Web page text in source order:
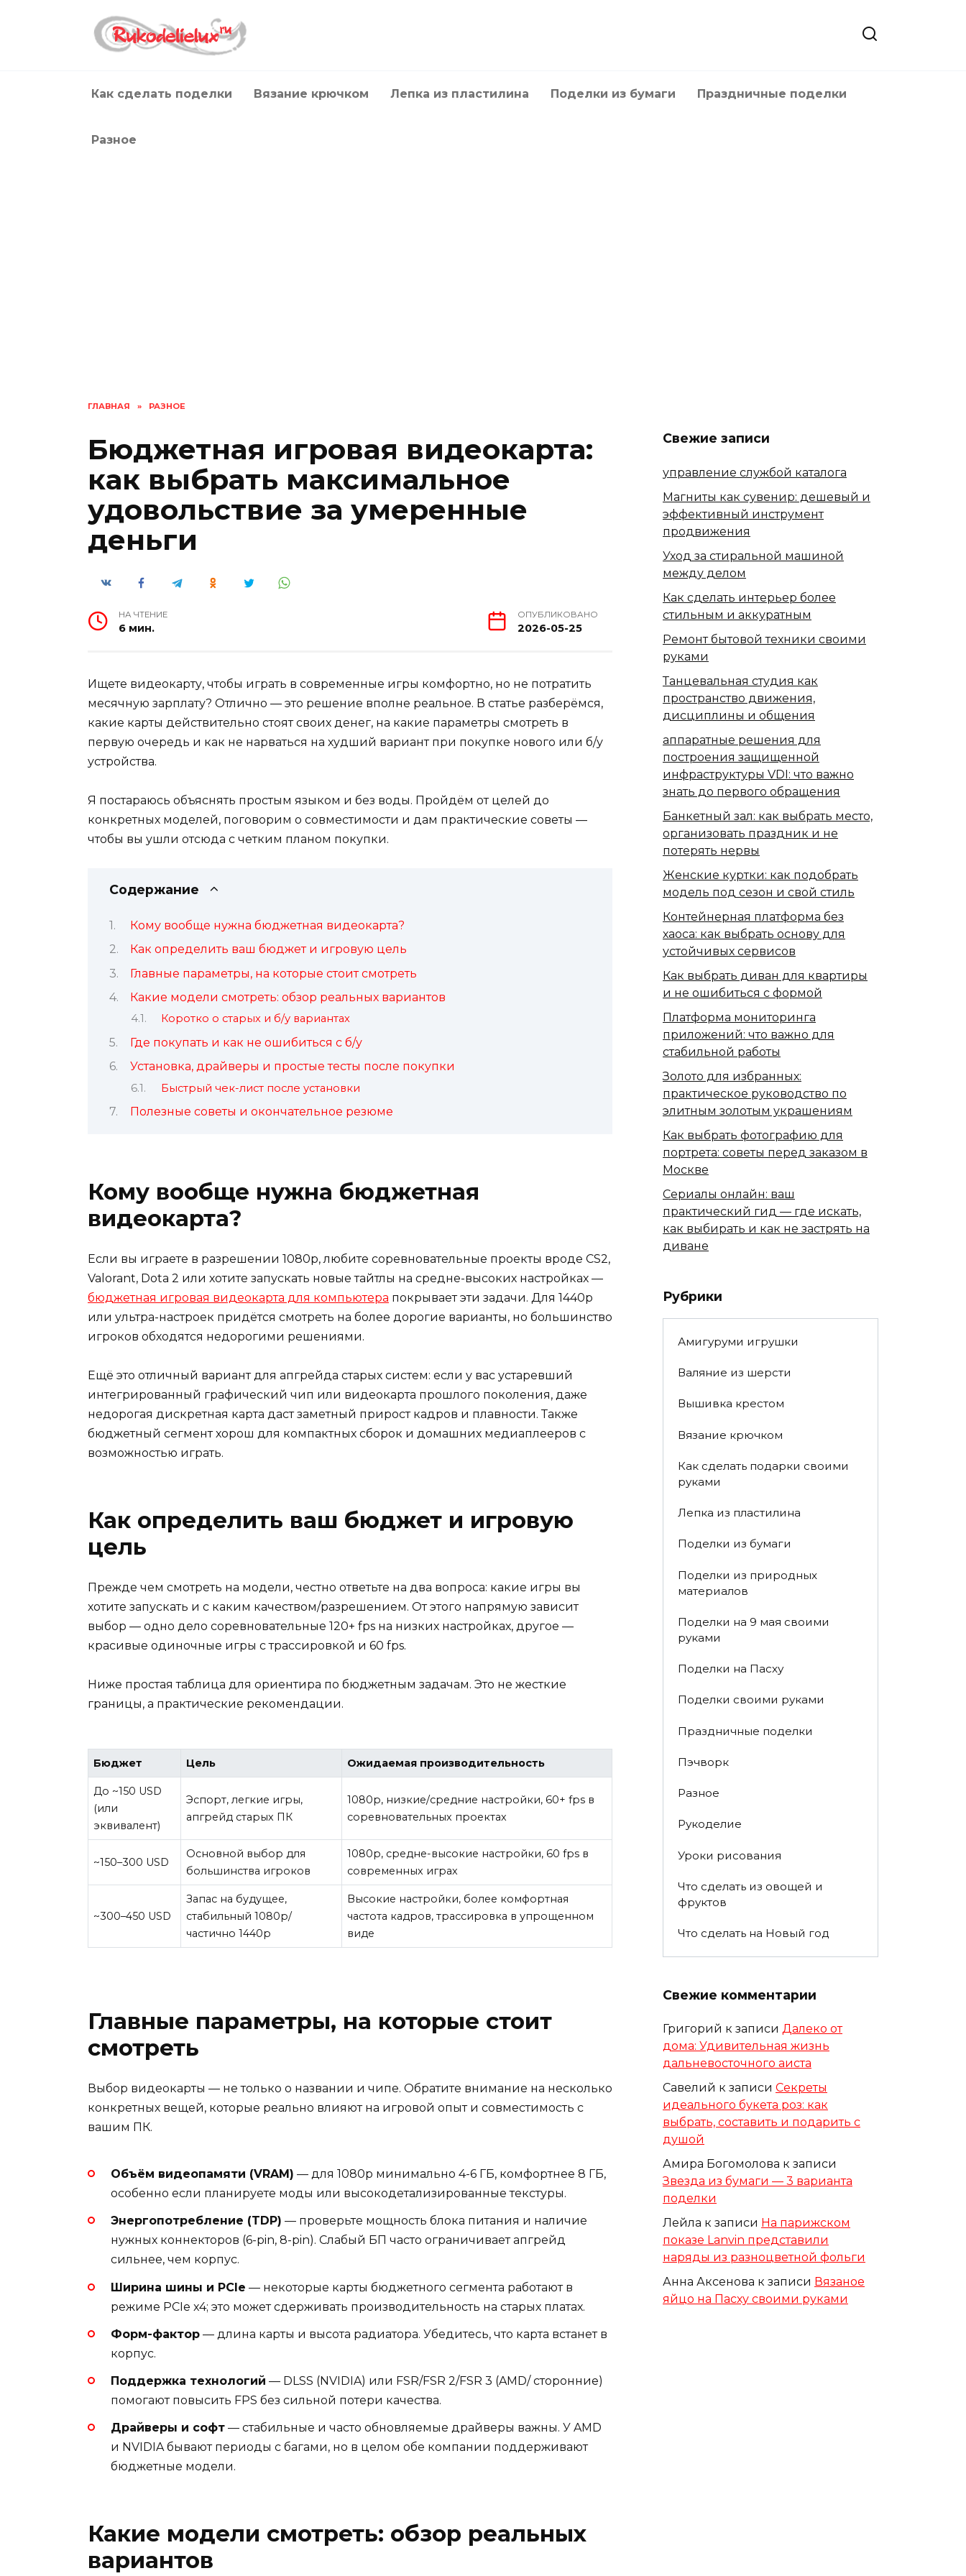
Как сделать поделки Вязание крючком Лепка из пластилина Поделки из бумаги Праздничные поделки
Разное
ГЛАВНАЯ » РАЗНОЕ
Бюджетная игровая видеокарта:
как выбрать максимальное
удовольствие за умеренные
деньги
НА ЧТЕНИЕ
6 мин.
ОПУБЛИКОВАНО
2026-05-25
Ищете видеокарту, чтобы играть в современные игры комфортно, но не потратить
месячную зарплату? Отлично — это решение вполне реальное. В статье разберёмся,
какие карты действительно стоят своих денег, на какие параметры смотреть в
первую очередь и как не нарваться на худший вариант при покупке нового или б/у
устройства.
Я постараюсь объяснять простым языком и без воды. Пройдём от целей до
конкретных моделей, поговорим о совместимости и дам практические советы —
чтобы вы ушли отсюда с четким планом покупки.
Содержание
Кому вообще нужна бюджетная видеокарта?
Как определить ваш бюджет и игровую цель
Главные параметры, на которые стоит смотреть
Какие модели смотреть: обзор реальных вариантов
Коротко о старых и б/у вариантах
Где покупать и как не ошибиться с б/у
Установка, драйверы и простые тесты после покупки
Быстрый чек-лист после установки
Полезные советы и окончательное резюме
Кому вообще нужна бюджетная
видеокарта?
Если вы играете в разрешении 1080p, любите соревновательные проекты вроде CS2,
Valorant, Dota 2 или хотите запускать новые тайтлы на средне-высоких настройках —
бюджетная игровая видеокарта для компьютера покрывает эти задачи. Для 1440p
или ультра-настроек придётся смотреть на более дорогие варианты, но большинство
игроков обходятся недорогими решениями.
Ещё это отличный вариант для апгрейда старых систем: если у вас устаревший
интегрированный графический чип или видеокарта прошлого поколения, даже
недорогая дискретная карта даст заметный прирост кадров и плавности. Также
бюджетный сегмент хорош для компактных сборок и домашних медиаплееров с
возможностью играть.
Как определить ваш бюджет и игровую
цель
Прежде чем смотреть на модели, честно ответьте на два вопроса: какие игры вы
хотите запускать и с каким качеством/разрешением. От этого напрямую зависит
выбор — одно дело соревновательные 120+ fps на низких настройках, другое —
красивые одиночные игры с трассировкой и 60 fps.
Ниже простая таблица для ориентира по бюджетным задачам. Это не жесткие
границы, а практические рекомендации.
Бюджет Цель Ожидаемая производительность
До ~150 USD
(или
эквивалент)
Эспорт, легкие игры,
апгрейд старых ПК
1080p, низкие/средние настройки, 60+ fps в
соревновательных проектах
~150–300 USD
Основной выбор для
большинства игроков
1080p, средне-высокие настройки, 60 fps в
современных играх
~300–450 USD
Запас на будущее,
стабильный 1080p/
частично 1440p
Высокие настройки, более комфортная
частота кадров, трассировка в упрощенном
виде
Главные параметры, на которые стоит
смотреть
Выбор видеокарты — не только о названии и чипе. Обратите внимание на несколько
конкретных вещей, которые реально влияют на игровой опыт и совместимость с
вашим ПК.
Объём видеопамяти (VRAM) — для 1080p минимально 4-6 ГБ, комфортнее 8 ГБ,
особенно если планируете моды или высокодетализированные текстуры.
Энергопотребление (TDP) — проверьте мощность блока питания и наличие
нужных коннекторов (6-pin, 8-pin). Слабый БП часто ограничивает апгрейд
сильнее, чем корпус.
Ширина шины и PCIe — некоторые карты бюджетного сегмента работают в
режиме PCIe x4; это может сдерживать производительность на старых платах.
Форм-фактор — длина карты и высота радиатора. Убедитесь, что карта встанет в
корпус.
Поддержка технологий — DLSS (NVIDIA) или FSR/FSR 2/FSR 3 (AMD/ сторонние)
помогают повысить FPS без сильной потери качества.
Драйверы и софт — стабильные и часто обновляемые драйверы важны. У AMD
и NVIDIA бывают периоды с багами, но в целом обе компании поддерживают
бюджетные модели.
Какие модели смотреть: обзор реальных
вариантов
Свежие записи
управление службой каталога
Магниты как сувенир: дешевый и
эффективный инструмент
продвижения
Уход за стиральной машиной
между делом
Как сделать интерьер более
стильным и аккуратным
Ремонт бытовой техники своими
руками
Танцевальная студия как
пространство движения,
дисциплины и общения
аппаратные решения для
построения защищенной
инфраструктуры VDI: что важно
знать до первого обращения
Банкетный зал: как выбрать место,
организовать праздник и не
потерять нервы
Женские куртки: как подобрать
модель под сезон и свой стиль
Контейнерная платформа без
хаоса: как выбрать основу для
устойчивых сервисов
Как выбрать диван для квартиры
и не ошибиться с формой
Платформа мониторинга
приложений: что важно для
стабильной работы
Золото для избранных:
практическое руководство по
элитным золотым украшениям
Как выбрать фотографию для
портрета: советы перед заказом в
Москве
Сериалы онлайн: ваш
практический гид — где искать,
как выбирать и как не застрять на
диване
Рубрики
Амигуруми игрушки
Валяние из шерсти
Вышивка крестом
Вязание крючком
Как сделать подарки своими
руками
Лепка из пластилина
Поделки из бумаги
Поделки из природных
материалов
Поделки на 9 мая своими
руками
Поделки на Пасху
Поделки своими руками
Праздничные поделки
Пэчворк
Разное
Рукоделие
Уроки рисования
Что сделать из овощей и
фруктов
Что сделать на Новый год
Свежие комментарии
Григорий к записи Далеко от
дома: Удивительная жизнь
дальневосточного аиста
Савелий к записи Секреты
идеального букета роз: как
выбрать, составить и подарить с
душой
Амира Богомолова к записи
Звезда из бумаги — 3 варианта
поделки
Лейла к записи На парижском
показе Lanvin представили
наряды из разноцветной фольги
Анна Аксенова к записи Вязаное
яйцо на Пасху своими руками